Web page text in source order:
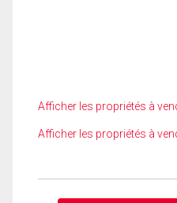
Afficher les propriétés à
Afficher les propriétés à